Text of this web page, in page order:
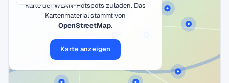
Karte der WLAN-Hotspots zu laden. Das
Kartenmaterial stammt von
OpenStreetMap.
Karte anzeigen